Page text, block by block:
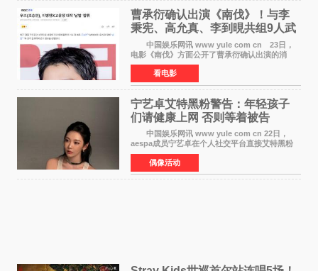
曹承衍确认出演《南伐》！与李
秉宪、高允真、李到晛共组9人武
士团
中国娱乐网讯 www yule com cn 23日，
电影《南伐》方面公开了曹承衍确认出演的消
息。通过歌手活动展现出独特色彩的曹承衍将在
片中饰演拥有出色弓箭技术的弓箭手，他将在这
一历史动作大片中展
看电影
宁艺卓艾特黑粉警告：年轻孩子
们​请健康上网 否则等着被告
中国娱乐网讯 www yule com cn 22日，
aespa成员宁艺卓在个人社交平台直接艾特黑粉
账号，正面喊话回应长期以来的恶意攻击，引发
广泛关注。 宁艺卓在文中表示，自己早已注
意到部分网友持续
偶像活动